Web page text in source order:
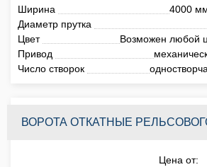
Ширина
4000
Диаметр прутка
Цвет
Возможен любой
Привод
Число створок
ВОРОТА ОТКАТНЫЕ
Цена от: